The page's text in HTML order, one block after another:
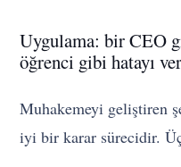
Uygulama: bir CEO
öğrenci gibi hatayı
Muhakemeyi geliştiren
iyi bir karar sürecidir.